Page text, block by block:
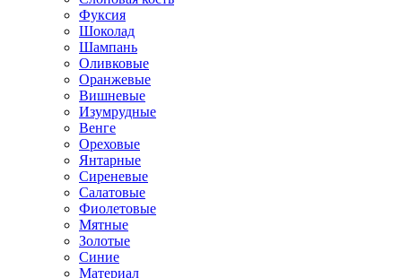
Фуксия
Шоколад
Шампань
Оливковые
Оранжевые
Вишневые
Изумрудные
Венге
Ореховые
Янтарные
Сиреневые
Салатовые
Фиолетовые
Мятные
Золотые
Синие
Материал